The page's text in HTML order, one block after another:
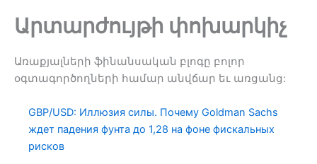
Արտարժույթի փոխարկիչ
Առաքյալների ֆինանսական բլոգը բոլոր
օգտագործողների համար անվճար եւ առցանց:
GBP/USD: Иллюзия силы. Почему Goldman Sachs
ждет падения фунта до 1,28 на фоне фискальных
рисков